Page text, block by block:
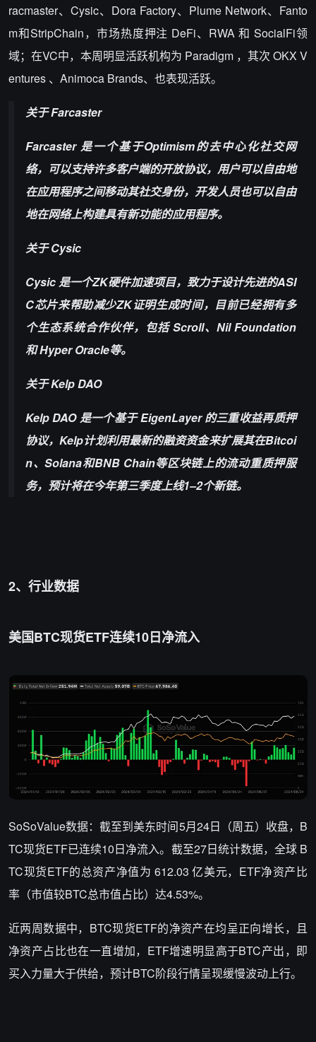
racmaster、Cysic、Dora Factory、Plume Network、Fanto
m和StripChain，市场热度押注 DeFi、RWA 和 SocialFi领
域；在VC中，本周明显活跃机构为 Paradigm ，其次 OKX V
entures 、Animoca Brands、也表现活跃。
关于 Farcaster
Farcaster 是一个基于Optimism的去中心化社交网
络，可以支持许多客户端的开放协议，用户可以自由地
在应用程序之间移动其社交身份，开发人员也可以自由
地在网络上构建具有新功能的应用程序。
关于 Cysic
Cysic 是一个ZK硬件加速项目，致力于设计先进的ASI
C芯片来帮助减少ZK证明生成时间，目前已经拥有多
个生态系统合作伙伴，包括 Scroll、Nil Foundation
和 Hyper Oracle等。
关于 Kelp DAO
Kelp DAO 是一个基于 EigenLayer 的三重收益再质押
协议，Kelp计划利用最新的融资资金来扩展其在Bitcoi
n、Solana和BNB Chain等区块链上的流动重质押服
务，预计将在今年第三季度上线1–2个新链。
2、行业数据
美国BTC现货ETF连续10日净流入
SoSoValue数据：截至到美东时间5月24日（周五）收盘，B
TC现货ETF已连续10日净流入。截至27日统计数据，全球 B
TC现货ETF的总资产净值为 612.03 亿美元，ETF净资产比
率（市值较BTC总市值占比）达4.53%。
近两周数据中，BTC现货ETF的净资产在均呈正向增长，且
净资产占比也在一直增加，ETF增速明显高于BTC产出，即
买入力量大于供给，预计BTC阶段行情呈现缓慢波动上行。